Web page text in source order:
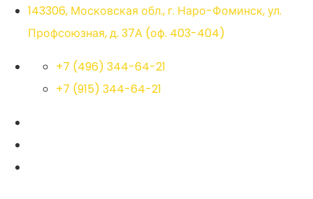
143306, Московская обл., г. Наро-Фоминск, ул.
Профсоюзная, д. 37А (оф. 403-404)
+7 (496) 344-64-21
+7 (915) 344-64-21